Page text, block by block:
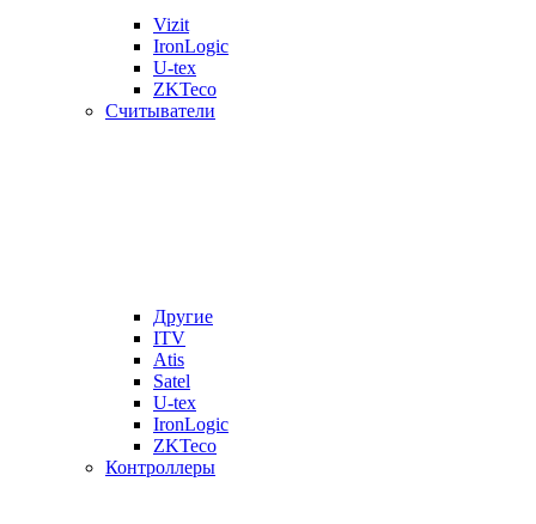
Vizit
IronLogic
U-tex
ZKTeco
Считыватели
Другие
ITV
Atis
Satel
U-tex
IronLogic
ZKTeco
Контроллеры